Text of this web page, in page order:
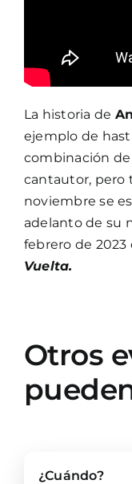
La historia de
ejemplo de
combinación
cantautor, pero
noviembre se
adelanto de su
febrero de
Vuelta.
Otros
¿Cuándo?